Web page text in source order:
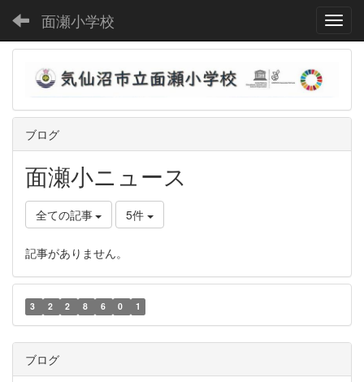
面瀬小学校
ブログ
面瀬小ニュース
全ての記事 5件
記事がありません。
3 2 2 8 6 0 1
ブログ